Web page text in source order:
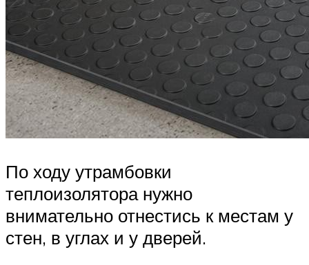
По ходу утрамбовки
теплоизолятора нужно
внимательно отнестись к местам у
стен, в углах и у дверей.